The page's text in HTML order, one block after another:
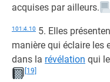
acquises par ailleurs.
101:4.10 5. Elles
manière qui éclaire les
dans la révélation qui
[19]